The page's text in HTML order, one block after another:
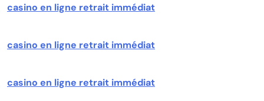
casino en ligne retrait immédiat
casino en ligne retrait immédiat
casino en ligne retrait immédiat